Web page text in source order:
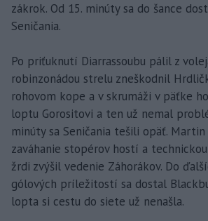
zákrok. Od 15. minúty sa do šance
Seničania.
Po priťuknutí Diarrassoubu pálil z
robinzonádou strelu zneškodnil
rohovom kope a v skrumáži v päťke
loptu Gorositovi a ten už nemal
minúty sa Seničania tešili opäť.
zaváhanie stopérov hostí a
žrdi zvýšil vedenie Záhorákov. Do
gólových príležitostí sa dostal
lopta si cestu do siete už nenašla.